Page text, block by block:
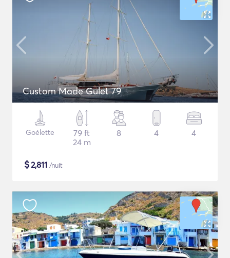
Custom Made Gulet 79
Goélette
79 ft
24 m
8 4 4
$2,811 /nuit